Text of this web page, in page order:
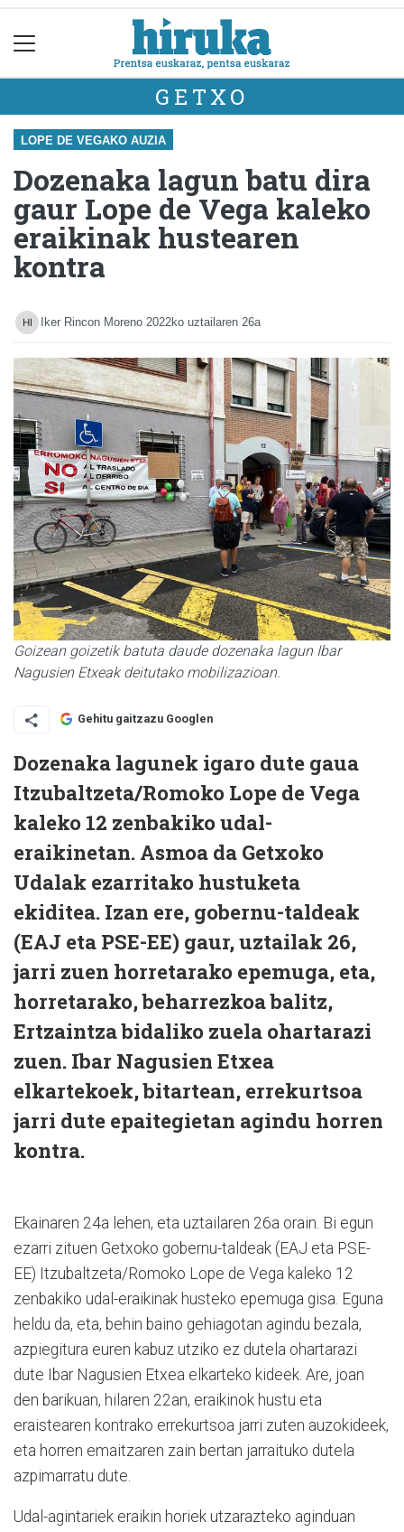
GETXO
LOPE DE VEGAKO AUZIA
Dozenaka lagun batu dira
gaur Lope de Vega kaleko
eraikinak hustearen
kontra
Iker Rincon Moreno 2022ko uztailaren 26a
Goizean goizetik batuta daude dozenaka lagun Ibar
Nagusien Etxeak deitutako mobilizazioan.
Gehitu gaitzazu Googlen
Dozenaka lagunek igaro dute gaua
Itzubaltzeta/Romoko Lope de Vega
kaleko 12 zenbakiko udal-
eraikinetan. Asmoa da Getxoko
Udalak ezarritako hustuketa
ekiditea. Izan ere, gobernu-taldeak
(EAJ eta PSE-EE) gaur, uztailak 26,
jarri zuen horretarako epemuga, eta,
horretarako, beharrezkoa balitz,
Ertzaintza bidaliko zuela ohartarazi
zuen. Ibar Nagusien Etxea
elkartekoek, bitartean, errekurtsoa
jarri dute epaitegietan agindu horren
kontra.
Ekainaren 24a lehen, eta uztailaren 26a orain. Bi egun
ezarri zituen Getxoko gobernu-taldeak (EAJ eta PSE-
EE) Itzubaltzeta/Romoko Lope de Vega kaleko 12
zenbakiko udal-eraikinak husteko epemuga gisa. Eguna
heldu da, eta, behin baino gehiagotan agindu bezala,
azpiegitura euren kabuz utziko ez dutela ohartarazi
dute Ibar Nagusien Etxea elkarteko kideek. Are, joan
den barikuan, hilaren 22an, eraikinok hustu eta
eraistearen kontrako errekurtsoa jarri zuten auzokideek,
eta horren emaitzaren zain bertan jarraituko dutela
azpimarratu dute.
Udal-agintariek eraikin horiek utzarazteko aginduan